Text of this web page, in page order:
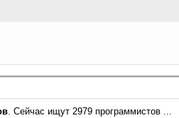
. Сейчас ищут 2979 программистов ...